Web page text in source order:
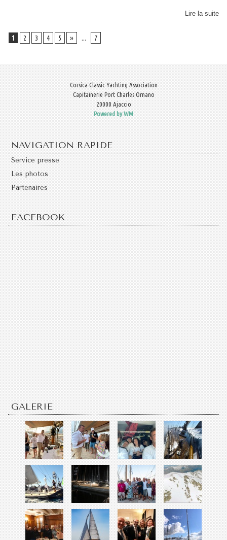
Lire la suite
1 2 3 4 5 » ... 7
Corsica Classic Yachting Association
Capitainerie Port Charles Ornano
20000 Ajaccio
Powered by WM
NAVIGATION RAPIDE
Service presse
Les photos
Partenaires
FACEBOOK
GALERIE